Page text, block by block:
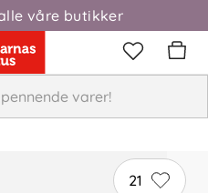
våre butikker
21